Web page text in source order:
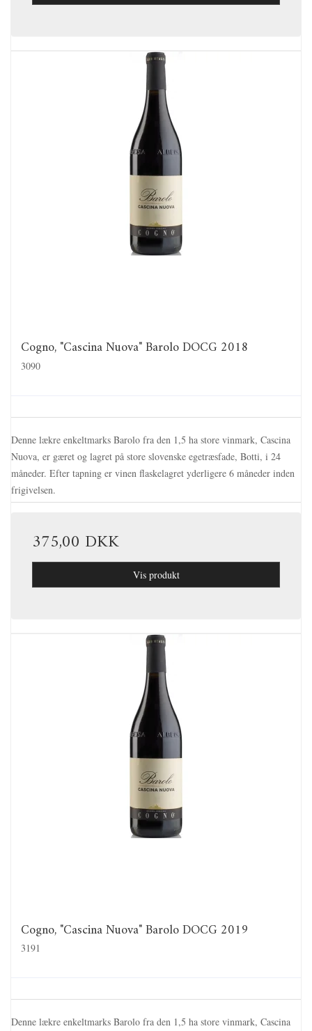
Cogno, "Cascina Nuova" Barolo DOCG 2018
3090
Denne lækre enkeltmarks Barolo fra den 1,5 ha store vinmark, Cascina
Nuova, er gæret og lagret på store slovenske egetræsfade, Botti, i 24
måneder. Efter tapning er vinen flaskelagret yderligere 6 måneder inden
frigivelsen.
375,00 DKK
Vis produkt
Cogno, "Cascina Nuova" Barolo DOCG 2019
3191
Denne lækre enkeltmarks Barolo fra den 1,5 ha store vinmark, Cascina